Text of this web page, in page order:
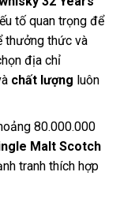
tố quan trọng để
thưởng thức và
địa chỉ
chất lượng luôn
80.000.000
Malt Scotch
tranh thích hợp